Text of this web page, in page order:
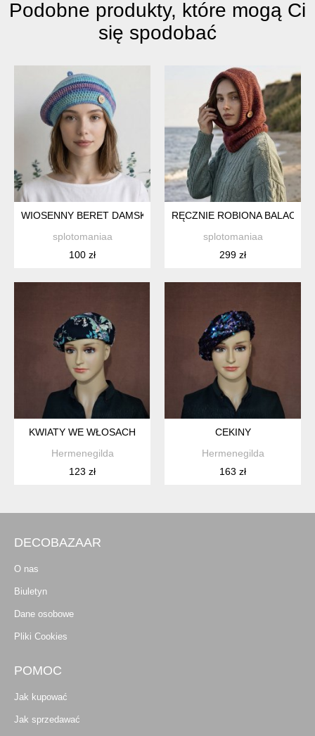
Podobne produkty, które mogą Ci
się spodobać
WIOSENNY BERET DAMSKI Z ANTENKĄ RĘCZNIE ROBIONY
splotomaniaa
100 zł
RĘCZNIE ROBIONA
splotomaniaa
299 zł
KWIATY WE WŁOSACH
Hermenegilda
123 zł
CEKINY
Hermenegilda
163 zł
DECOBAZAAR
O nas
Biuletyn
Dane osobowe
Pliki Cookies
POMOC
Jak kupować
Jak sprzedawać